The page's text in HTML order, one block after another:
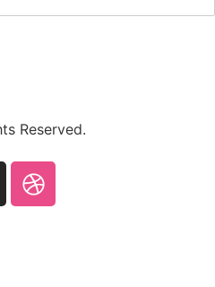
Reserved.